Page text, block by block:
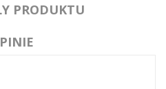
PRODUKTU